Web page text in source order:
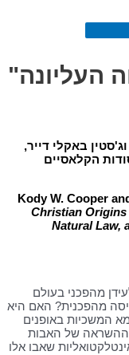
העליונה"
באקלי דייר,
הקלאסיים
Kody W. Cooper
Christian
Natural Law,
מהפכני בעולם
מהפכנית? האם היא
המשכיות באופנים
ההשראה של האבות
שאבו אלו